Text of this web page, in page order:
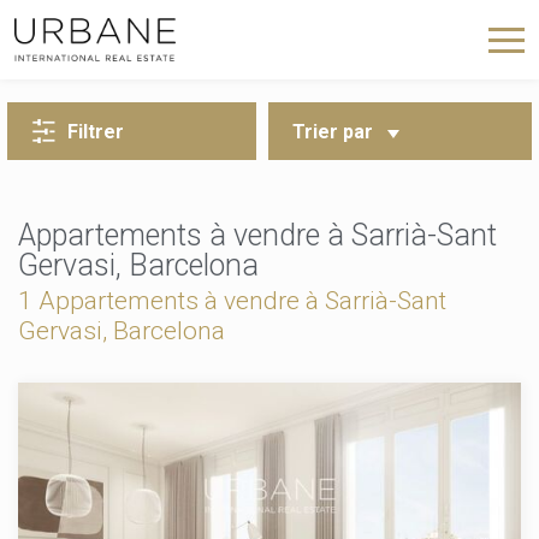
Filtrer Trier par
Appartements à vendre à Sarrià-Sant
Gervasi, Barcelona
1 Appartements à vendre à Sarrià-Sant
Gervasi, Barcelona